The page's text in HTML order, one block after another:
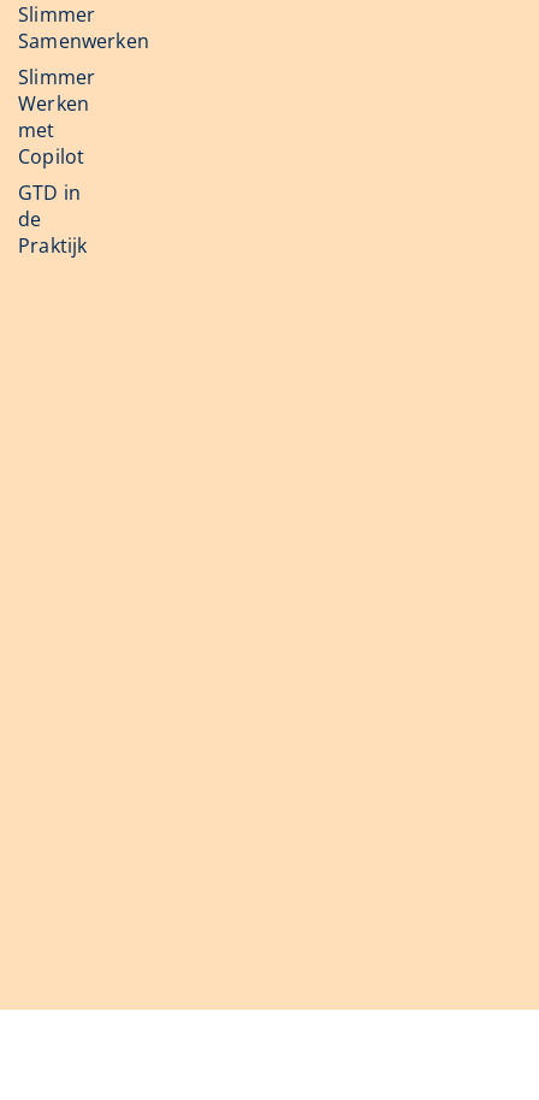
Slimmer
Samenwerken
Slimmer
Werken
met
Copilot
GTD in
de
Praktijk